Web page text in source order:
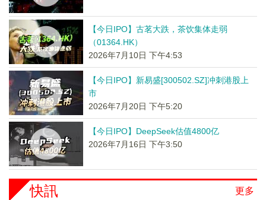
【今日IPO】古茗大跌，茶饮集体走弱
（01364.HK）
2026年7月10日 下午4:53
【今日IPO】新易盛[300502.SZ]冲刺港股上
市
2026年7月20日 下午5:20
【今日IPO】DeepSeek估值4800亿
2026年7月16日 下午3:50
更多
快訊